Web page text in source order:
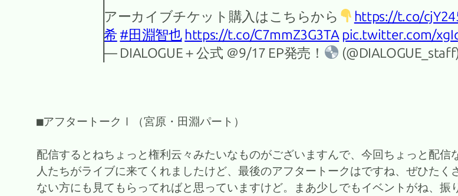
アーカイブチケット購入はこちらから https://t.co/
希 #田淵智也 https://t.co/C7mmZ3G3TA pic.twitter.com/
— DIALOGUE＋公式 ＠9/17 EP発売！
■アフタートークⅠ（宮原・田淵パート）
配信するとねちょっと権利云々みたいなものがございますんで、今回ちょっと配
人たちがライブに来てくれましたけど、最後のアフタートークはですね、ぜひた
ない方にも見てもらってればと思っていますけど。まあ少しでもイベントがね、